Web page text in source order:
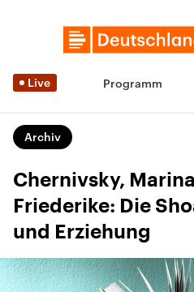
Live Programm
Archiv
Chernivsky,
Friederike: Die
und Erziehung